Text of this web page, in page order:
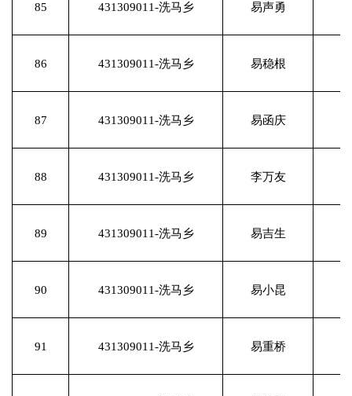
85 431309011-洗马乡 易声勇
86 431309011-洗马乡 易稳根
87 431309011-洗马乡 易函庆
88 431309011-洗马乡 李万友
89 431309011-洗马乡 易吉生
90 431309011-洗马乡 易小昆
91 431309011-洗马乡 易重桥